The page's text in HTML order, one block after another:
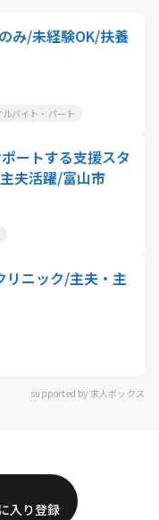
み/未経験OK/扶養
ルバイト・パート
ートする支援スタ
夫活躍/富山市
リニック/主夫・主
supported by 求人ボックス
入り登録